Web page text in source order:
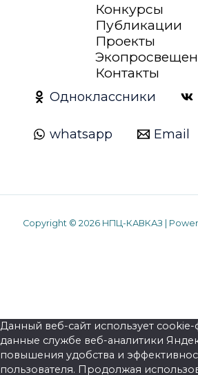
Конкурсы
Публикации
Проекты
Контакты
Одноклассники
whatsapp Email
Copyright © 2026 НПЦ-КАВКАЗ |
Данный веб-сайт использует
данные службе веб-аналитики
повышения удобства и
пользователя. Продолжая